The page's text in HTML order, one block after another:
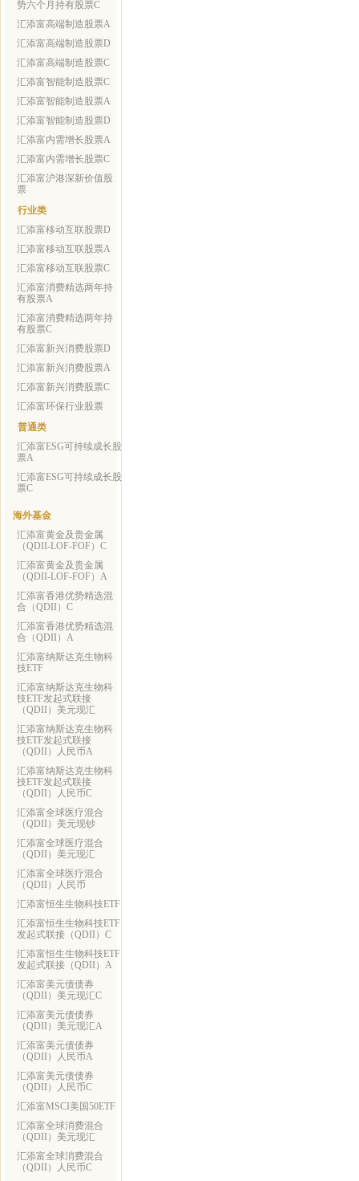
势六个月持有股票C
汇添富高端制造股票A
汇添富高端制造股票D
汇添富高端制造股票C
汇添富智能制造股票C
汇添富智能制造股票A
汇添富智能制造股票D
汇添富内需增长股票A
汇添富内需增长股票C
汇添富沪港深新价值股
票
行业类
汇添富移动互联股票D
汇添富移动互联股票A
汇添富移动互联股票C
汇添富消费精选两年持
有股票A
汇添富消费精选两年持
有股票C
汇添富新兴消费股票D
汇添富新兴消费股票A
汇添富新兴消费股票C
汇添富环保行业股票
普通类
汇添富ESG可持续成长股
票A
汇添富ESG可持续成长股
票C
海外基金
汇添富黄金及贵金属
（QDII-LOF-FOF）C
汇添富黄金及贵金属
（QDII-LOF-FOF）A
汇添富香港优势精选混
合（QDII）C
汇添富香港优势精选混
合（QDII）A
汇添富纳斯达克生物科
技ETF
汇添富纳斯达克生物科
技ETF发起式联接
（QDII）美元现汇
汇添富纳斯达克生物科
技ETF发起式联接
（QDII）人民币A
汇添富纳斯达克生物科
技ETF发起式联接
（QDII）人民币C
汇添富全球医疗混合
（QDII）美元现钞
汇添富全球医疗混合
（QDII）美元现汇
汇添富全球医疗混合
（QDII）人民币
汇添富恒生生物科技ETF
汇添富恒生生物科技ETF
发起式联接（QDII）C
汇添富恒生生物科技ETF
发起式联接（QDII）A
汇添富美元债债券
（QDII）美元现汇C
汇添富美元债债券
（QDII）美元现汇A
汇添富美元债债券
（QDII）人民币A
汇添富美元债债券
（QDII）人民币C
汇添富MSCI美国50ETF
汇添富全球消费混合
（QDII）美元现汇
汇添富全球消费混合
（QDII）人民币C